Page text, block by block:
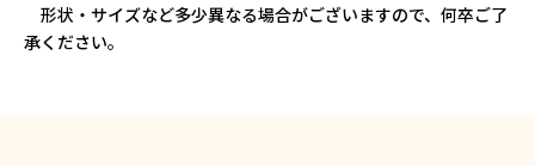
形状・サイズなど多少異なる場合がございますので、何卒ご了
承ください。